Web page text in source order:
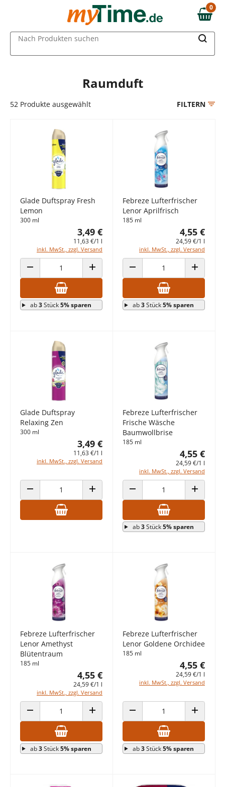
Zum Hauptinhalt springen
Zur Navigation springen
Zur Suche springen
0,00 €
0
Nach Produkten suchen
Raumduft
52 Produkte ausgewählt FILTERN
Glade Duftspray Fresh
Lemon
300 ml
3,49 €
11,63 €/1 l
inkl. MwSt., zzgl. Versand
ANZAHL VERRINGERN ANZAHL ERHÖHEN
ab3Stück5% sparen
Febreze Lufterfrischer
Lenor Aprilfrisch
185 ml
4,55 €
24,59 €/1 l
inkl. MwSt., zzgl. Versand
ANZAHL VERRINGERN ANZAHL
ab3Stück5% sparen
Glade Duftspray
Relaxing Zen
300 ml
3,49 €
11,63 €/1 l
inkl. MwSt., zzgl. Versand
ANZAHL VERRINGERN ANZAHL ERHÖHEN
Febreze Lufterfrischer
Frische Wäsche
Baumwollbrise
185 ml
4,55 €
24,59 €/1 l
inkl. MwSt., zzgl. Versand
ANZAHL VERRINGERN ANZAHL
ab3Stück5% sparen
Febreze Lufterfrischer
Lenor Amethyst
Blütentraum
185 ml
4,55 €
24,59 €/1 l
inkl. MwSt., zzgl. Versand
ANZAHL VERRINGERN ANZAHL ERHÖHEN
ab3Stück5% sparen
Febreze Lufterfrischer
Lenor Goldene Orchidee
185 ml
4,55 €
24,59 €/1 l
inkl. MwSt., zzgl. Versand
ANZAHL VERRINGERN ANZAHL
ab3Stück5% sparen